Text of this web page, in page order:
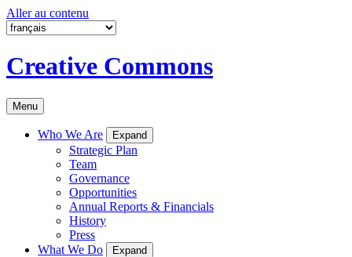
Aller au contenu
Creative Commons
Menu
Who We Are Expand
Strategic Plan
Team
Governance
Opportunities
Annual Reports & Financials
History
Press
What We Do
Expand